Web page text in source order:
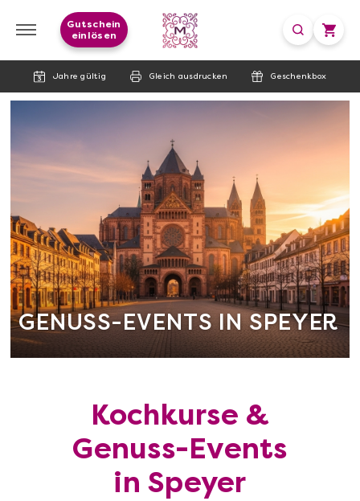
Jahre gültig Gleich ausdrucken Geschenkbox
Gutschein
einlösen
GENUSS-EVENTS IN SPEYER
Kochkurse &
Genuss-Events
in Speyer